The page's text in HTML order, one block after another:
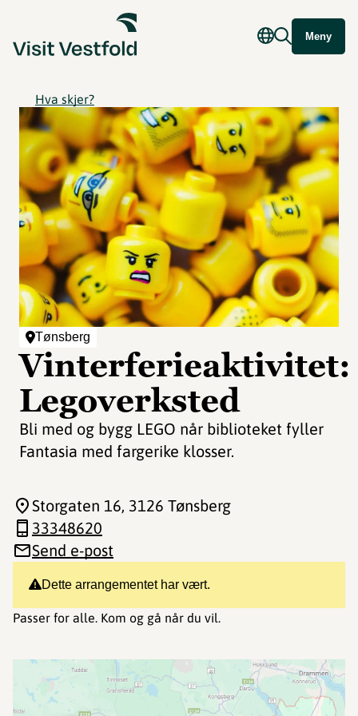
Meny
Hva skjer?
Tønsberg
Vinterferieaktivitet:
Legoverksted
Bli med og bygg LEGO når biblioteket fyller
Fantasia med fargerike klosser.
Dette arrangementet har vært.
Passer for alle. Kom og gå når du vil.
Storgaten 16, 3126 Tønsberg
33348620
Send e-post